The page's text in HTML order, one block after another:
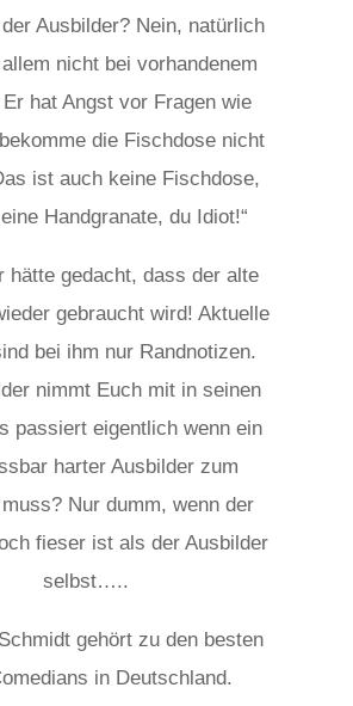
Ausbilder? Nein, natürlich
nicht bei vorhandenem
hat Angst vor Fragen wie
die Fischdose nicht
ist auch keine Fischdose,
Handgranate, du Idiot!“
hätte gedacht, dass der alte
gebraucht wird! Aktuelle
bei ihm nur Randnotizen.
nimmt Euch mit in seinen
passiert eigentlich wenn ein
harter Ausbilder zum
Nur dumm, wenn der
fieser ist als der Ausbilder
selbst…..
gehört zu den besten
in Deutschland.